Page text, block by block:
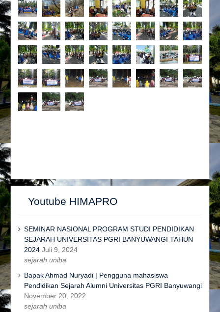
Youtube HIMAPRO
SEMINAR NASIONAL PROGRAM STUDI PENDIDIKAN
SEJARAH UNIVERSITAS PGRI BANYUWANGI TAHUN
2024 Juli 9, 2024
sejarah uniba
Bapak Ahmad Nuryadi | Pengguna mahasiswa
Pendidikan Sejarah Alumni Universitas PGRI Banyuwangi
November 20, 2022
sejarah uniba